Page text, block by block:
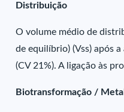
Distribuição
O volume médio de
de equilíbrio) (Vss) após
(CV 21%). A ligação às
Biotransformação /